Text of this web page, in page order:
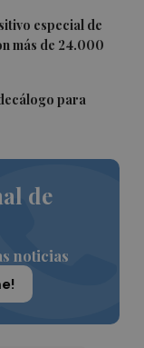
especial de
más de 24.000
para
de
noticias